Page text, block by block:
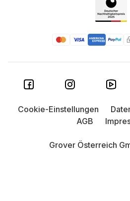
Grover Österreich
Cookie-Einstellungen
AGB